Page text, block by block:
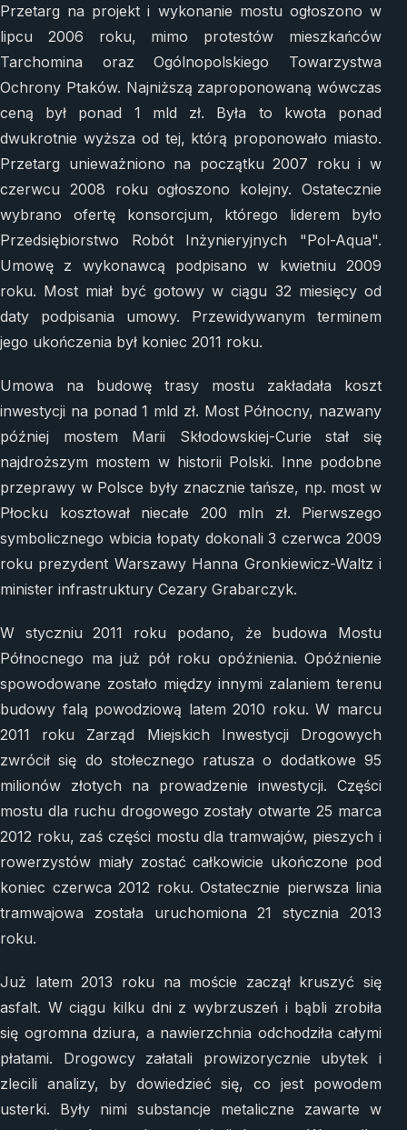
Przetarg na projekt i wykonanie mostu ogłoszono w
lipcu 2006 roku, mimo protestów mieszkańców
Tarchomina oraz Ogólnopolskiego Towarzystwa
Ochrony Ptaków. Najniższą zaproponowaną wówczas
ceną był ponad 1 mld zł. Była to kwota ponad
dwukrotnie wyższa od tej, którą proponowało miasto.
Przetarg unieważniono na początku 2007 roku i w
czerwcu 2008 roku ogłoszono kolejny. Ostatecznie
wybrano ofertę konsorcjum, którego liderem było
Przedsiębiorstwo Robót Inżynieryjnych "Pol-Aqua".
Umowę z wykonawcą podpisano w kwietniu 2009
roku. Most miał być gotowy w ciągu 32 miesięcy od
daty podpisania umowy. Przewidywanym terminem
jego ukończenia był koniec 2011 roku.
Umowa na budowę trasy mostu zakładała koszt
inwestycji na ponad 1 mld zł. Most Północny, nazwany
później mostem Marii Skłodowskiej-Curie stał się
najdroższym mostem w historii Polski. Inne podobne
przeprawy w Polsce były znacznie tańsze, np. most w
Płocku kosztował niecałe 200 mln zł. Pierwszego
symbolicznego wbicia łopaty dokonali 3 czerwca 2009
roku prezydent Warszawy Hanna Gronkiewicz-Waltz i
minister infrastruktury Cezary Grabarczyk.
W styczniu 2011 roku podano, że budowa Mostu
Północnego ma już pół roku opóźnienia. Opóźnienie
spowodowane zostało między innymi zalaniem terenu
budowy falą powodziową latem 2010 roku. W marcu
2011 roku Zarząd Miejskich Inwestycji Drogowych
zwrócił się do stołecznego ratusza o dodatkowe 95
milionów złotych na prowadzenie inwestycji. Części
mostu dla ruchu drogowego zostały otwarte 25 marca
2012 roku, zaś części mostu dla tramwajów, pieszych i
rowerzystów miały zostać całkowicie ukończone pod
koniec czerwca 2012 roku. Ostatecznie pierwsza linia
tramwajowa została uruchomiona 21 stycznia 2013
roku.
Już latem 2013 roku na moście zaczął kruszyć się
asfalt. W ciągu kilku dni z wybrzuszeń i bąbli zrobiła
się ogromna dziura, a nawierzchnia odchodziła całymi
płatami. Drogowcy załatali prowizorycznie ubytek i
zlecili analizy, by dowiedzieć się, co jest powodem
usterki. Były nimi substancje metaliczne zawarte w